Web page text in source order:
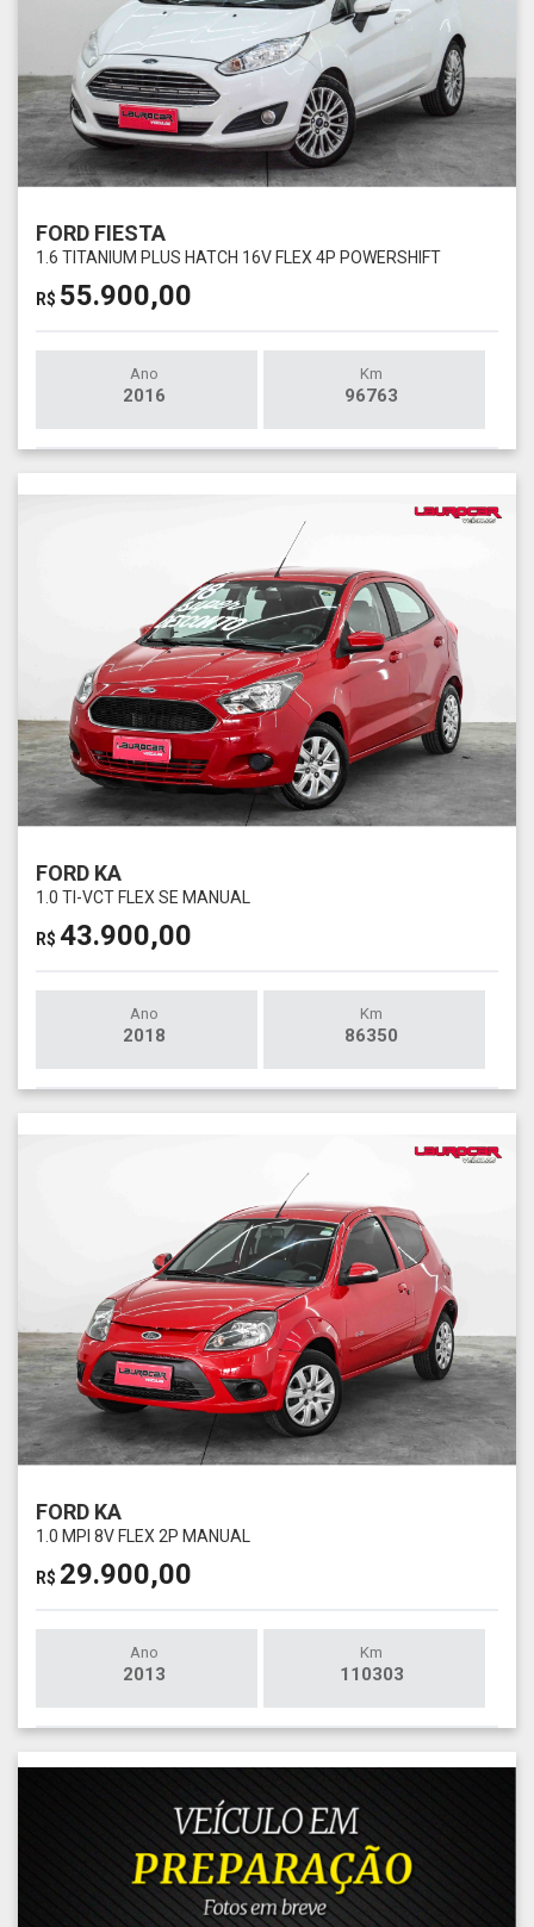
FORD FIESTA
1.6 TITANIUM PLUS HATCH 16V FLEX 4P POWERSHIFT
R$ 55.900,00
Ano
2016
Km
96763
FORD KA
1.0 TI-VCT FLEX SE MANUAL
R$ 43.900,00
Ano
2018
Km
86350
FORD KA
1.0 MPI 8V FLEX 2P MANUAL
R$ 29.900,00
Ano
2013
Km
110303